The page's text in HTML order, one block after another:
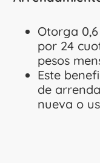
Otorga
por 24
pesos
Este
de
nueva o